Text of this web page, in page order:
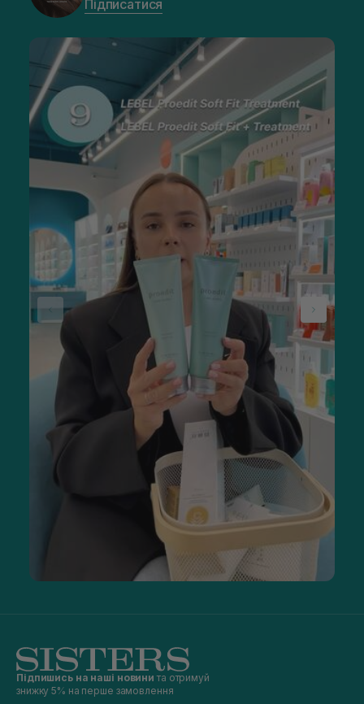
Підписатися
Підпишись на наші новини та отримуй
знижку 5% на перше замовлення